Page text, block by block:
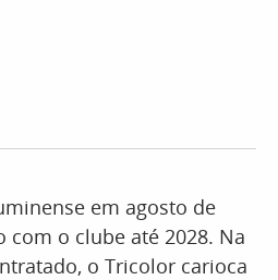
em agosto de
com o clube até 2028. Na
o Tricolor carioca